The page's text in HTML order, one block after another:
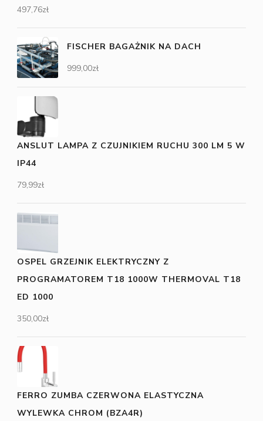
497,76zł
FISCHER BAGAŻNIK NA DACH
999,00zł
ANSLUT LAMPA Z CZUJNIKIEM RUCHU 300 LM 5 W
IP44
79,99zł
OSPEL GRZEJNIK ELEKTRYCZNY Z
PROGRAMATOREM T18 1000W THERMOVAL T18
ED 1000
350,00zł
FERRO ZUMBA CZERWONA ELASTYCZNA
WYLEWKA CHROM (BZA4R)